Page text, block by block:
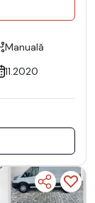
Manuală
11.2020